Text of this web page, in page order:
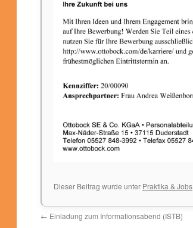
Dieser Beitrag wurde unter Praktika & Jobs
← Einladung zum Informationsabend (ISTB)